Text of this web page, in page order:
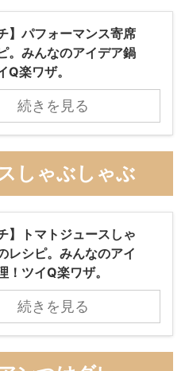
】パフォーマンス寄席
。みんなのアイデア鍋
Q楽ワザ。
続きを見る
しゃぶしゃぶ
】トマトジュースしゃ
レシピ。みんなのアイ
！ツイQ楽ワザ。
続きを見る